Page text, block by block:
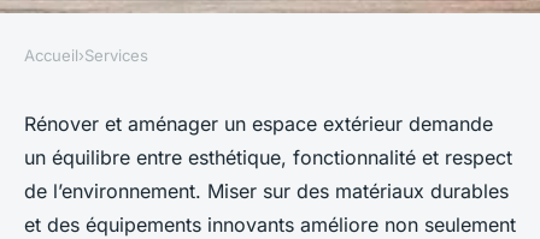
Idées innovantes pour la
rénovation et aménagements
extérieurs efficaces
Accueil›Services
Rénover et aménager un espace extérieur demande
un équilibre entre esthétique, fonctionnalité et respect
de l’environnement. Miser sur des matériaux durables
et des équipements innovants améliore non seulement